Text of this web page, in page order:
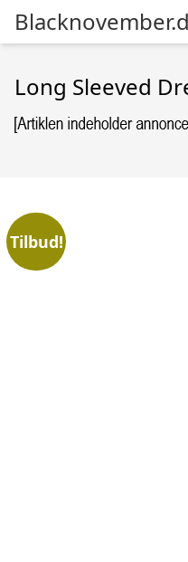
Long Sleeved
Tilbud!